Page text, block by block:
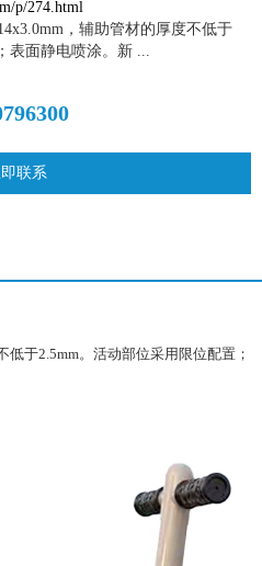
p/274.html
，辅助管材的厚度不低于
表面静电喷涂。新 ...
联系
低于2.5mm。活动部位采用限位配置；